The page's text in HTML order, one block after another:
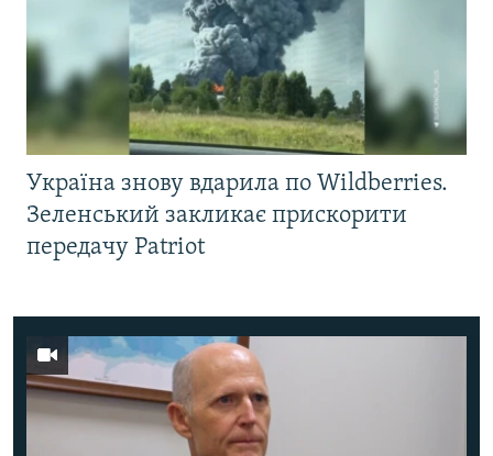
Україна знову вдарила по Wildberries.
Зеленський закликає прискорити
передачу Patriot